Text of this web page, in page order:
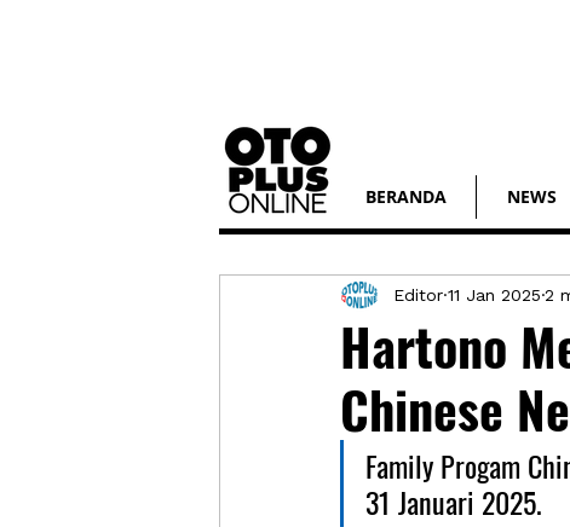
BERANDA NEWS
Hartono
Chinese
Editor 11 Jan 2025 2
Family Progam
31 Januari 2025.